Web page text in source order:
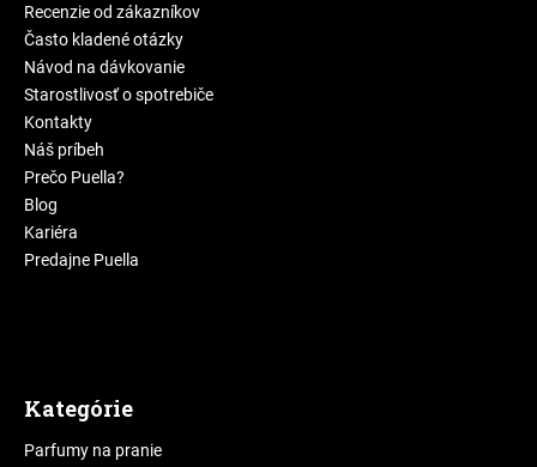
Recenzie od zákazníkov
Často kladené otázky
Návod na dávkovanie
Starostlivosť o spotrebiče
Kontakty
Náš príbeh
Prečo Puella?
Blog
Kariéra
Predajne Puella
Kategórie
Parfumy na pranie